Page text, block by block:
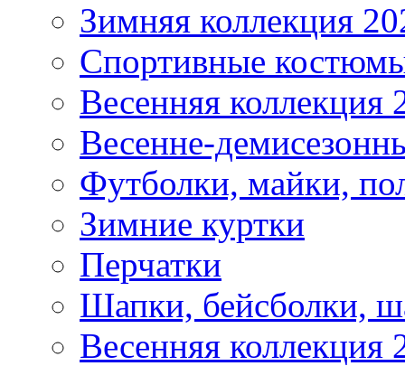
Зимняя коллекция
Спортивные
Весенняя коллекция
Весенне-
Футболки, майки,
Зимние куртки
Перчатки
Шапки, бейсболки,
Весенняя коллекция